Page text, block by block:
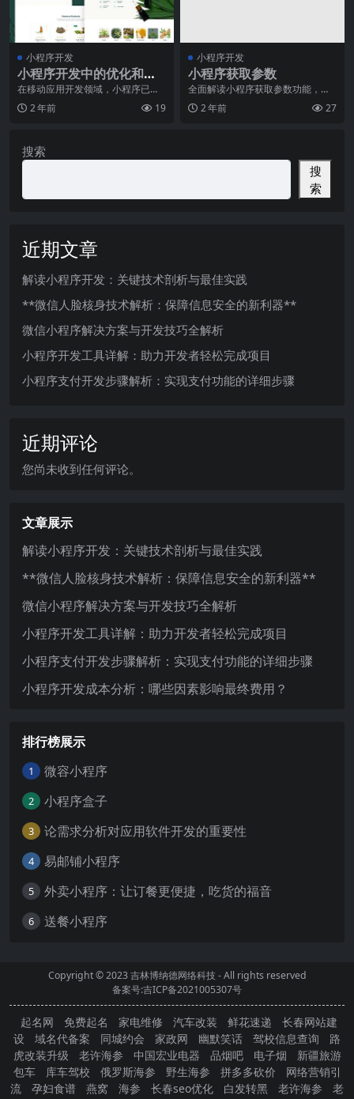
小程序开发
小程序开发中的优化和调
试技巧
在移动应用开发领域，小程序已经
成为了一个备受瞩目的技术。它不
仅为用户提供了一种更
2 年前 19
小程序开发
小程序获取参数
全面解读小程序获取参数功能，助
力企业营销转型升级​近年来，随着
新技术的快速发展，
2 年前 27
搜索
搜
索
近期文章
解读小程序开发：关键技术剖析与最佳实践
**微信人脸核身技术解析：保障信息安全的新利器**
微信小程序解决方案与开发技巧全解析
小程序开发工具详解：助力开发者轻松完成项目
小程序支付开发步骤解析：实现支付功能的详细步骤
近期评论
您尚未收到任何评论。
文章展示
解读小程序开发：关键技术剖析与最佳实践
**微信人脸核身技术解析：保障信息安全的新利器**
微信小程序解决方案与开发技巧全解析
小程序开发工具详解：助力开发者轻松完成项目
小程序支付开发步骤解析：实现支付功能的详细步骤
小程序开发成本分析：哪些因素影响最终费用？
排行榜展示
1 微容小程序
2 小程序盒子
3 论需求分析对应用软件开发的重要性
4 易邮铺小程序
5 外卖小程序：让订餐更便捷，吃货的福音
6 送餐小程序
Copyright © 2023吉林博纳德网络科技- All rights reserved
备案号:吉ICP备2021005307号
起名网 免费起名 家电维修 汽车改装 鲜花速递
长春网站建
设
域名代备案 同城约会 家政网 幽默笑话 驾校信息查询
路
虎改装升级
老许海参 中国宏业电器 品烟吧 电子烟
新疆旅游
包车
库车驾校 俄罗斯海参 野生海参 拼多多砍价
网络营销引
流
孕妇食谱 燕窝 海参 长春seo优化 白发转黑 老许海参
老